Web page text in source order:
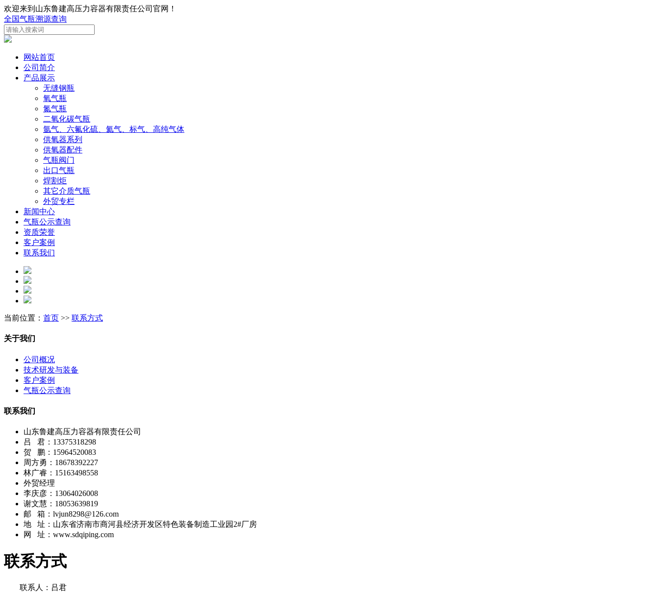
欢迎来到山东鲁建高压力容器有限责任公司官网！
全国气瓶溯源查询
网站首页
公司简介
产品展示
无缝钢瓶
氧气瓶
氮气瓶
二氧化碳气瓶
氩气、六氟化硫、氦气、标气、高纯气体
供氧器系列
供氧器配件
气瓶阀门
出口气瓶
焊割炬
其它介质气瓶
外贸专栏
新闻中心
气瓶公示查询
资质荣誉
客户案例
联系我们
当前位置： 首页 >> 联系方式
关于我们
公司概况
技术研发与装备
客户案例
气瓶公示查询
联系我们
山东鲁建高压力容器有限责任公司
吕 君：13375318298
贺 鹏：15964520083
周方勇：18678392227
林广睿：15163498558
外贸经理
李庆彦：13064026008
谢文慧：18053639819
邮 箱：lvjun8298@126.com
地 址：山东省济南市商河县经济开发区特色装备制造工业园2#厂房
网 址：www.sdqiping.com
联系方式
联系人：吕君